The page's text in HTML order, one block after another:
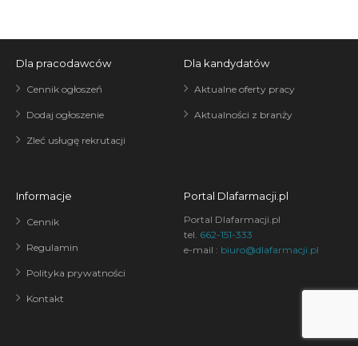
Dla pracodawców
Cennik ogłoszeń
Dodaj ogłoszenie
Zleć usługę rekrutacji
Dla kandydatów
Aktualne oferty pracy
Aktualności z branży
Informacje
Cennik
Regulamin
Polityka prywatności
Kontakt
Portal Dlafarmacji.pl
Portal Dlafarmacji.pl
tel. 662-151-333
e-mail : biuro@dlafarmacji.pl